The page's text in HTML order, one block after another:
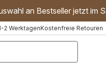
an Bestseller jetzt im
2 WerktagenKostenfreie Retouren